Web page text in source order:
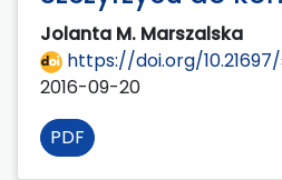
Jolanta M. Marszalska
https://doi.org/10.21697/
2016-09-20
PDF